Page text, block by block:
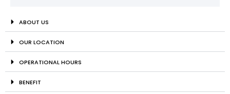
ABOUT US
OUR LOCATION
OPERATIONAL HOURS
BENEFIT